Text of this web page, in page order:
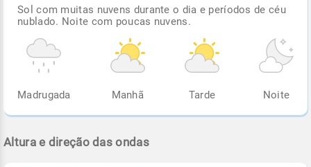
Sol com muitas nuvens durante o dia e períodos de céu
nublado. Noite com poucas nuvens.
Madrugada Manhã Tarde Noite
Altura e direção das ondas